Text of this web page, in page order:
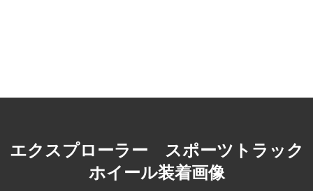
エクスプローラー スポーツトラック
ホイール装着画像